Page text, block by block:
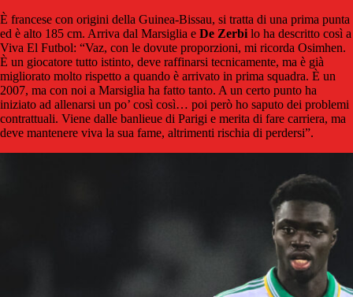
È francese con origini della Guinea-Bissau, si tratta di una prima punta
ed è alto 185 cm. Arriva dal Marsiglia e De Zerbi lo ha descritto così a
Viva El Futbol: “Vaz, con le dovute proporzioni, mi ricorda Osimhen.
È un giocatore tutto istinto, deve raffinarsi tecnicamente, ma è già
migliorato molto rispetto a quando è arrivato in prima squadra. È un
2007, ma con noi a Marsiglia ha fatto tanto. A un certo punto ha
iniziato ad allenarsi un po’ così così… poi però ho saputo dei problemi
contrattuali. Viene dalle banlieue di Parigi e merita di fare carriera, ma
deve mantenere viva la sua fame, altrimenti rischia di perdersi”.